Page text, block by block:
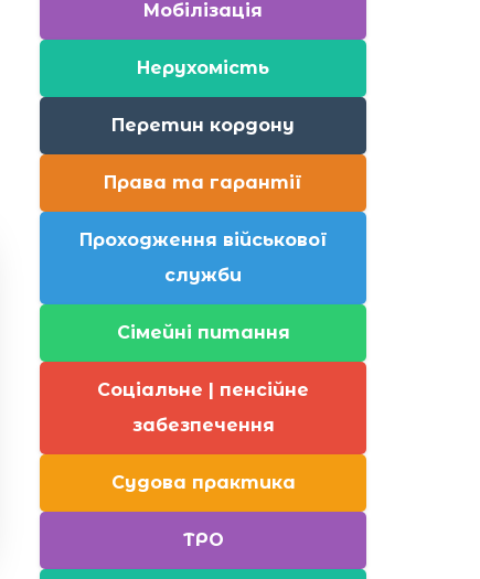
Мобілізація
Нерухомість
Перетин кордону
Права та гарантії
Проходження військової
служби
Сімейні питання
Соціальне | пенсійне
забезпечення
Судова практика
ТРО